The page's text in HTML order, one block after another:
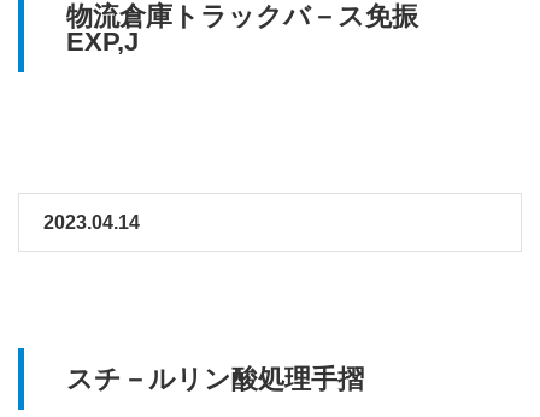
物流倉庫トラックバ－ス免振
EXP,J
2023.04.14
スチ－ルリン酸処理手摺